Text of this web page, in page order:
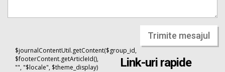
Trimite mesajul
$journalContentUtil.getContent($group_id,
$footerContent.getArticleId(),
"", "$locale", $theme_display)
Link-uri rapide